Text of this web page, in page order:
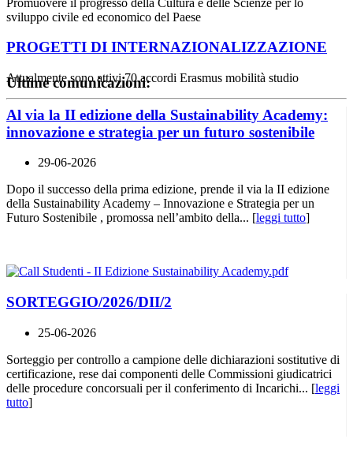
sviluppo civile ed economico del Paese
PROGETTI DI INTERNAZIONALIZZAZIONE
Attualmente sono attivi 70 accordi Erasmus mobilità studio
Ultime comunicazioni:
Al via la II edizione della Sustainability Academy:
innovazione e strategia per un futuro sostenibile
29-06-2026
Dopo il successo della prima edizione, prende il via la II edizione
della Sustainability Academy – Innovazione e Strategia per un
Futuro Sostenibile , promossa nell’ambito della... [leggi tutto]
SORTEGGIO/2026/DII/2
25-06-2026
Sorteggio per controllo a campione delle dichiarazioni sostitutive di
certificazione, rese dai componenti delle Commissioni giudicatrici
delle procedure concorsuali per il conferimento di Incarichi... [leggi
tutto]